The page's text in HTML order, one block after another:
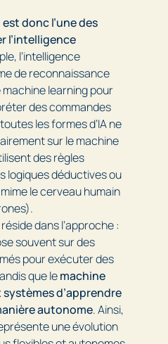
donc l’une des
l’intelligence
l’intelligence
de reconnaissance
machine learning pour
des commandes
les formes d’IA ne
sur le machine
des règles
logiques déductives ou
le cerveau humain
dans l’approche :
souvent sur des
pour exécuter des
que lemachine
d’apprendre
autonome. Ainsi,
une évolution